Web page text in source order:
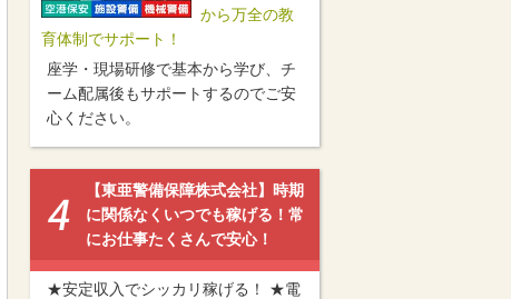
から万全の教
育体制でサポート！
座学・現場研修で基本から学び、チ
ーム配属後もサポートするのでご安
心ください。
【東亜警備保障株式会社】時期
に関係なくいつでも稼げる！常
にお仕事たくさんで安心！
★安定収入でシッカリ稼げる！ ★電